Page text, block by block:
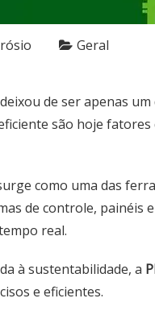
Geral
de ser apenas
são hoje
como uma das
de controle,
real.
à sustentabilidade, a
e eficientes.